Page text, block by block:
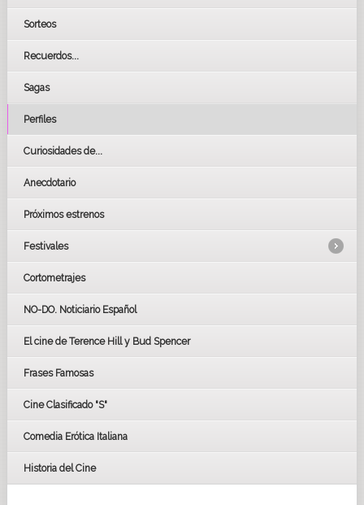
Sorteos
Recuerdos...
Sagas
Perfiles
Curiosidades de...
Anecdotario
Próximos estrenos
Festivales
LOS OSCARS
GOYAS
BAFTA
Cortometrajes
NO-DO. Noticiario Español
El cine de Terence Hill y Bud Spencer
Frases Famosas
Cine Clasificado "S"
Comedia Erótica Italiana
Historia del Cine